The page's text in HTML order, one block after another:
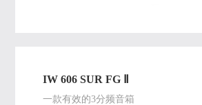
IW 606 SUR FG Ⅱ
一款有效的3分频音箱